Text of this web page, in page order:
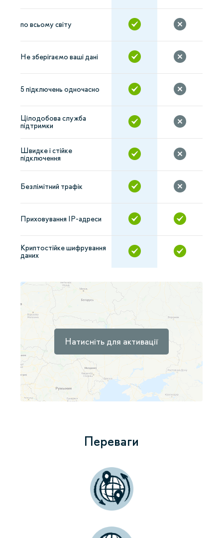
по всьому світу
Не зберігаємо ваші дані
5 підключень одночасно
Цілодобова служба
підтримки
Швидке і стійке
підключення
Безлімітний трафік
Приховування IP-адреси
Криптостійке шифрування
даних
Натисніть для активації
Переваги